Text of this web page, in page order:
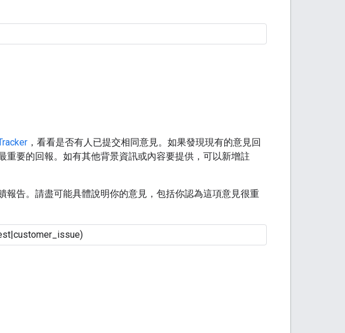
，看看是否有人已提交相同意見。如果發現現有的意見回
重要的回報。如有其他背景資訊或內容要提供，可以新增註
報告。請盡可能具體說明你的意見，包括你認為這項意見很重